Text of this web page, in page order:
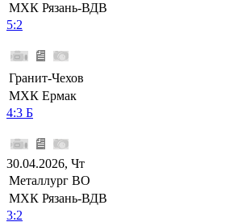
МХК Рязань-ВДВ
5:2
Гранит-Чехов
МХК Ермак
4:3 Б
30.04.2026, Чт
Металлург ВО
МХК Рязань-ВДВ
3:2